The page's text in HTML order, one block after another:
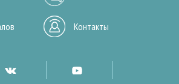
Контакты